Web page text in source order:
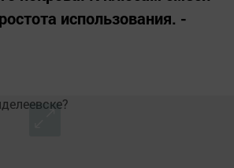
использования. -